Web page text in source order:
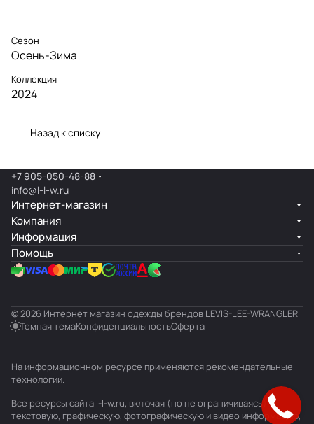
Сезон
Осень-Зима
Коллекция
2024
Назад к списку
+7 905-050-48-88
info@l-l-w.ru
Интернет-магазин
Компания
Информация
Помощь
© 2026 Интернет магазин одежды брендов LEVIS-LEE-WRANGLER
Темная темаКонфиденциальностьОферта
На информационном ресурсе применяются рекомендательные
технологии.
Все ресурсы сайта l-l-w.ru, включая (но не ограничиваясь)
текстовую, графическую, фотографическую и видео информацию,